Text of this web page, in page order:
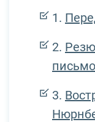
письмо